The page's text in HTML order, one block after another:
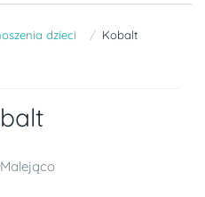
dzieci Kobalt
Malejąco